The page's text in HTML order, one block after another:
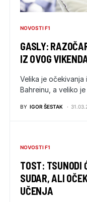
NOVOSTI F1
GASLY:
IZ OVOG
Velika je očekivanja
Bahreinu, a veliko
BY IGOR ŠESTAK
NOVOSTI F1
TOST: TSUNODI
SUDAR, ALI
UČENJA